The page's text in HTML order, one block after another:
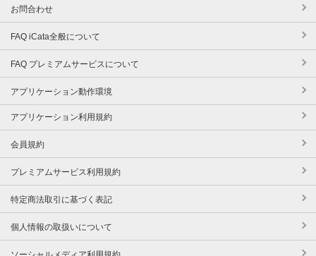
お問合わせ
FAQ iCata全般について
FAQ プレミアムサービスについて
アプリケーション動作環境
アプリケーション利用規約
会員規約
プレミアムサービス利用規約
特定商法取引に基づく表記
個人情報の取扱いについて